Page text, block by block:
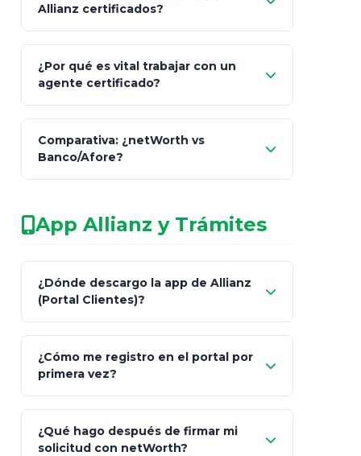
Allianz certificados?
Seguros y Fianzas (CNSF)
netWorth
patrimonio con asesores informales en
redes sociales.
¿Por qué es vital trabajar con un
agente certificado?
consultor técnico
legalmente facultado
Comparativa: ¿netWorth vs
Banco/Afore?
Característica netWorth (Certificado)
Fiscalidad Estrategia Art. 151 / 93
App Allianz y Trámites
¿Dónde descargo la app de Allianz
(Portal Clientes)?
Client"
App Store (iOS) Google Play
¿Cómo me registro en el portal por
primera vez?
Bienvenida
¿Qué hago después de firmar mi
solicitud con netWorth?